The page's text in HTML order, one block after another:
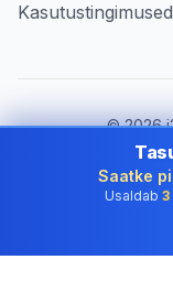
Kasutustingimused
©2026
Muuda
Saatke
Usaldab